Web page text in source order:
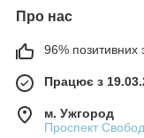
Про нас
96% позитивних з
Працює з
м. Ужгород
Проспект